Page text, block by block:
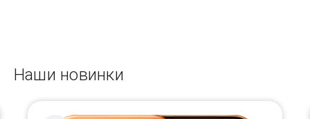
Наши новинки